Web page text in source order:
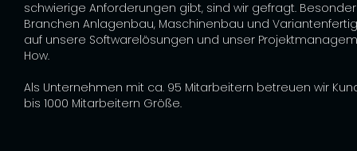
schwierige Anforderungen gibt, sind wir gefragt.
Branchen Anlagenbau, Maschinenbau und
auf unsere Softwarelösungen und unser
How.
Als Unternehmen mit ca. 95 Mitarbeitern betreuen wir
bis 1000 Mitarbeitern Größe.